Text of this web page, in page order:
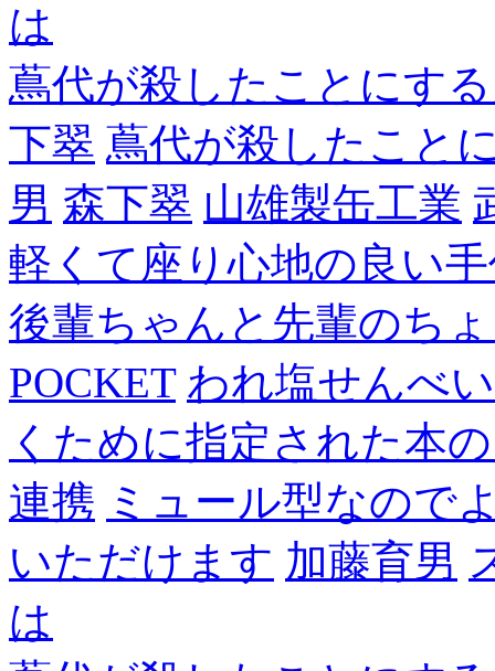
は
蔦代が殺したことにす
下翠 蔦代が殺したこと
男 森下翠 山雄製缶工業
軽くて座り心地の良い
後輩ちゃんと先輩のち
POCKET われ塩せんべい
くために指定された本
連携 ミュール型なので
いただけます 加藤育男
は